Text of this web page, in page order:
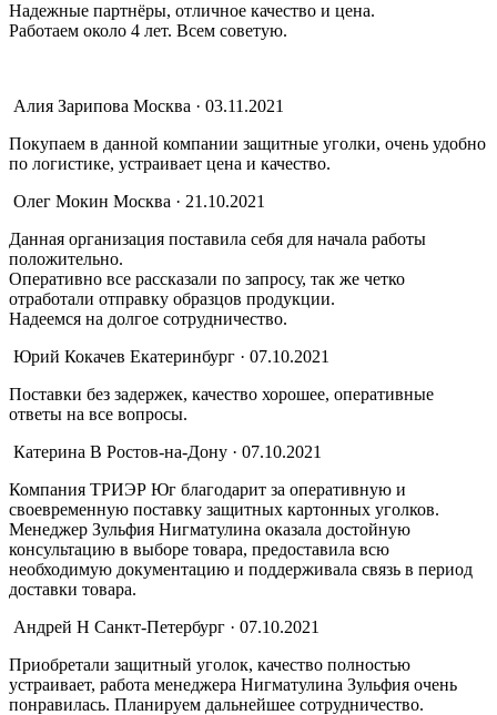
Надежные партнёры, отличное качество и цена.
Работаем около 4 лет. Всем советую.
Алия Зарипова Москва · 03.11.2021
Покупаем в данной компании защитные уголки, очень удобно
по логистике, устраивает цена и качество.
Олег Мокин Москва · 21.10.2021
Данная организация поставила себя для начала работы
положительно.
Оперативно все рассказали по запросу, так же четко
отработали отправку образцов продукции.
Надеемся на долгое сотрудничество.
Юрий Кокачев Екатеринбург · 07.10.2021
Поставки без задержек, качество хорошее, оперативные
ответы на все вопросы.
Катерина В Ростов-на-Дону · 07.10.2021
Компания ТРИЭР Юг благодарит за оперативную и
своевременную поставку защитных картонных уголков.
Менеджер Зульфия Нигматулина оказала достойную
консультацию в выборе товара, предоставила всю
необходимую документацию и поддерживала связь в период
доставки товара.
Андрей Н Санкт-Петербург · 07.10.2021
Приобретали защитный уголок, качество полностью
устраивает, работа менеджера Нигматулина Зульфия очень
понравилась. Планируем дальнейшее сотрудничество.